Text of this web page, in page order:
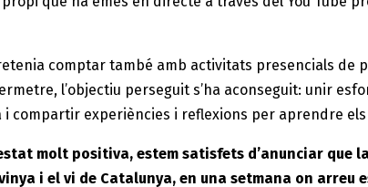
comptar també amb activitats presencials de
l’objectiu perseguit s’ha aconseguit: unir
compartir experiències i reflexions per aprendre
molt positiva, estem satisfets d’anunciar que
i el vi de Catalunya, en una setmana on arreu